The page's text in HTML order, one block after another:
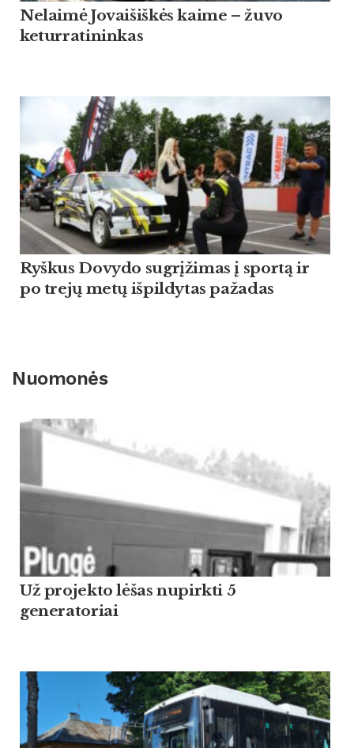
Nelaimė Jovaišiškės kaime – žuvo
keturratininkas
Ryškus Dovydo sugrįžimas į sportą ir
po trejų metų išpildytas pažadas
Nuomonės
Už projekto lėšas nupirkti 5
generatoriai